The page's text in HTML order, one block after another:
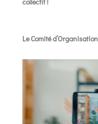
Le Comité d’Organisation